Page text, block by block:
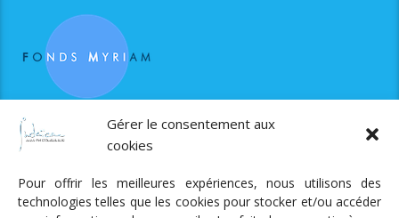
Gérer le consentement aux
cookies
Pour offrir les meilleures expériences, nous utilisons des
technologies telles que les cookies pour stocker et/ou accéder